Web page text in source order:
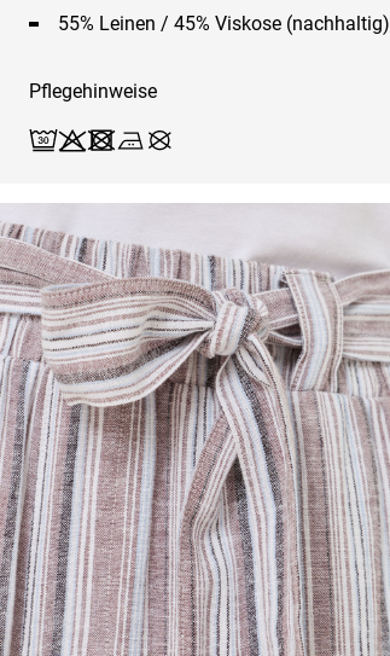
55% Leinen / 45% Viskose (nachhaltig)
Pflegehinweise